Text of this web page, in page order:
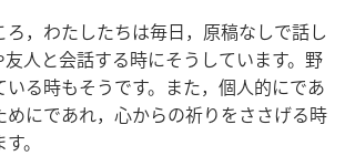
ろ，わたしたちは毎日，原稿なしで話し
人と会話する時にそうしています。野
る時もそうです。また，個人的にであ
めにであれ，心からの祈りをささげる時
。